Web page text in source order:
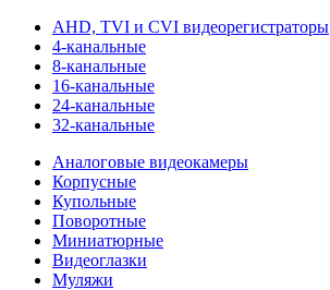
AHD, TVI и CVI видеорегистраторы
4-канальные
8-канальные
16-канальные
24-канальные
32-канальные
Аналоговые видеокамеры
Корпусные
Купольные
Поворотные
Миниатюрные
Видеоглазки
Муляжи